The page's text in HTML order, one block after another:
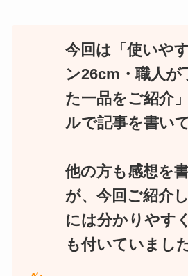
今回は「使いや
ン26cm・職人が
た一品をご紹介
ルで記事を書い
他の方も感想を
が、今回ご紹介
には分かりやす
も付いていました